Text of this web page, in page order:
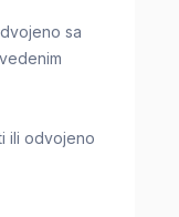
sa
ili odvojeno